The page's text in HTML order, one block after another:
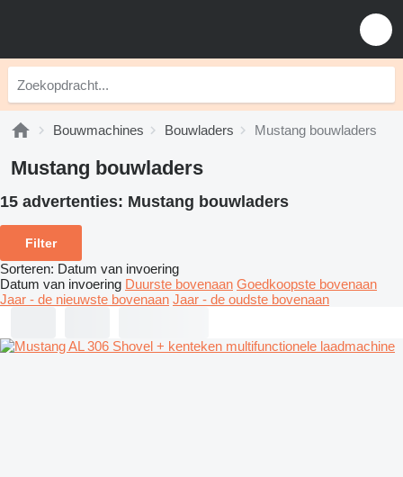
Bouwmachines Bouwladers Mustang bouwladers
Mustang bouwladers
15 advertenties: Mustang bouwladers
Filter
Sorteren: Datum van invoering
Datum van invoering Duurste bovenaan Goedkoopste bovenaan
Jaar - de nieuwste bovenaan Jaar - de oudste bovenaan